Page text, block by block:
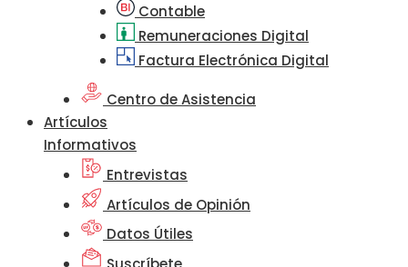
Contable
Remuneraciones Digital
Factura Electrónica Digital
Centro de Asistencia
Artículos
Informativos
Entrevistas
Artículos de Opinión
Datos Útiles